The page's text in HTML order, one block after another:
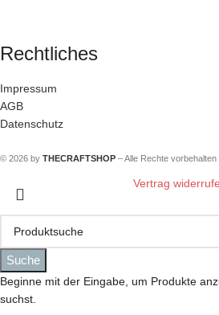
Rechtliches
Impressum
AGB
Datenschutz
© 2026 by THECRAFTSHOP – Alle Rechte vorbehalten
Suche
Beginne mit der Eingabe, um Produkte
suchst.
Vertrag